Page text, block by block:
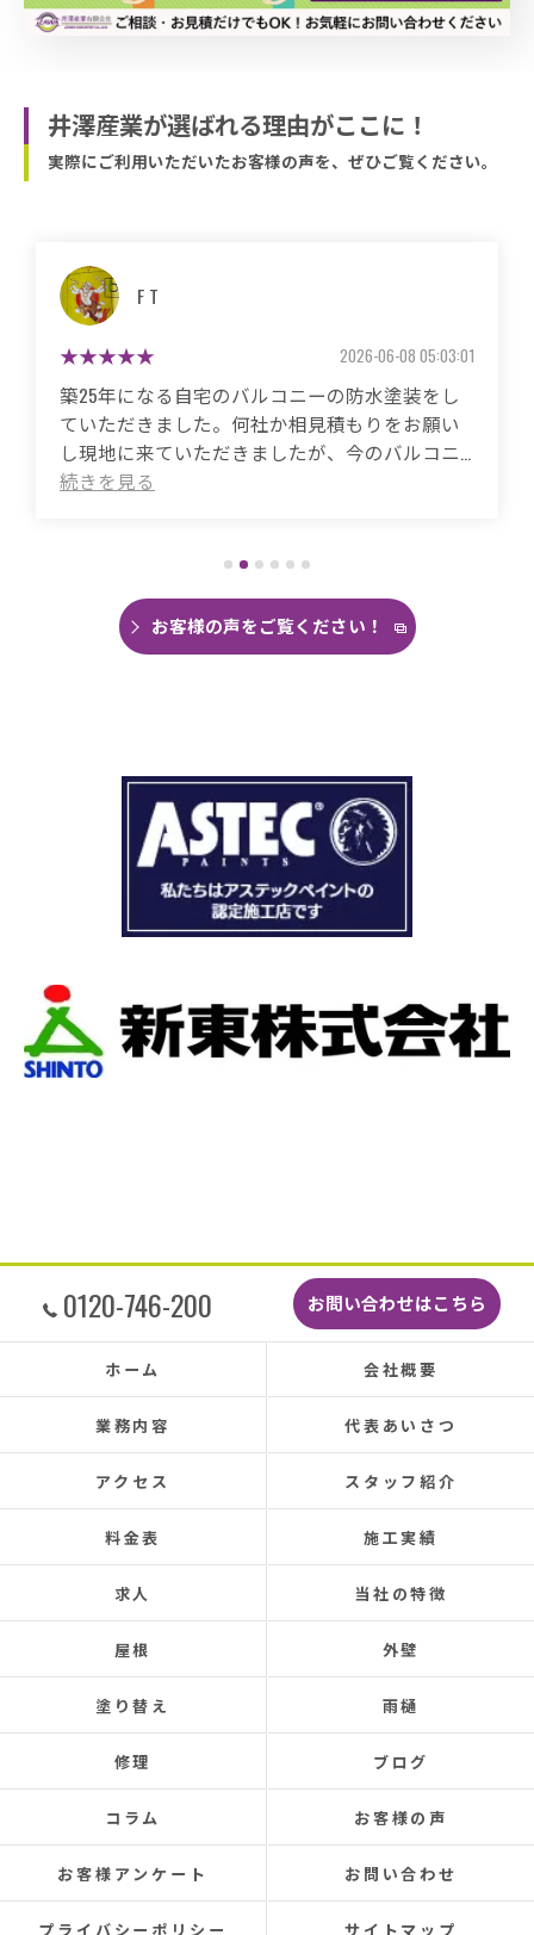
井澤産業が選ばれる理由がここに！
実際にご利用いただいたお客様の声を、ぜひご覧ください。
マサコ
2026-05-26 06:48:59
築50年の自宅、20年程前から雨漏りに悩まされ
ていました。
これまで3度天井から雨漏りしてその都度雨漏り
箇所は修繕してもらいましたがスッキリ直った
がなく雨の日は憂鬱で仕方ありませんでした。
今回は絶対に原因を特定して修繕してほしいと
思い毎日口コミを見て井澤産業さんにたどり着
くことができました。
瓦の劣化がだいぶ進んでいて所々でヒビや1箇所
穴が空いているのもわりました。
本当は屋根全部を変えたいところでしたが、こ
の先10数年で住み替え予定なので瓦の差し替え
をお願いしました。
作業です。
当初夕方４時頃終了予定が、家にあった予備の
瓦まで使って瓦を差し替えてもらったので薄暗
くなるまで頑張っていただき頭の下がる思いで
しっかり直していただいたのでその後雨漏りも
もちろんなく、先日はかなりのドシャ降りでし
たがポツポツ音も一切ありませんでした。
本当に井澤さんにお願いしてよかったです、ま
た皆さまとても感じの良い方ばかりで安心して
お任せできました。
あと口コミを書いてくださった皆さまのおかげ
で井澤産業さんを知ることができました。
この場をお借りして感謝いたします。
この度は本当にありがとうございました。
今後ともよろしくお願いします！ (Translated by
Google) My 50-year-old house has been plagued by roof
leaks for about 20 years.
Three times so far, the ceiling has leaked, and although
the leaks were repaired each time, the problem was
never completely fixed.
Even after repairs, the dripping sound would reappear
elsewhere, making rainy days incredibly depressing.
This time, I was determined to have the cause identified
and repaired, so I searched online reviews daily and
finally found Izawa Sangyo.
From the initial estimate, it was completely different
from anything I'd experienced before.
お客様の声をご覧ください！
0120-746-200 お問い合わせはこちら
ホーム 会社概要
業務内容 代表あいさつ
アクセス スタッフ紹介
料金表 施工実績
求人 当社の特徴
屋根 外壁
塗り替え 雨樋
修理 ブログ
コラム お客様の声
お客様アンケート お問い合わせ
プライバシーポリシー サイトマップ